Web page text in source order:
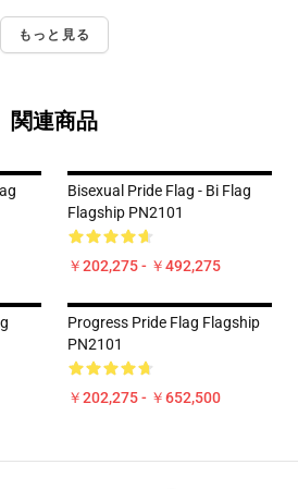
もっと見る
関連商品
Bisexual Pride Flag - Bi Flag
Flagship PN2101
￥202,275 - ￥492,275
Progress Pride Flag Flagship
PN2101
￥202,275 - ￥652,500